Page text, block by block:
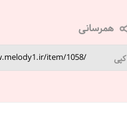
همرسانی
کپی